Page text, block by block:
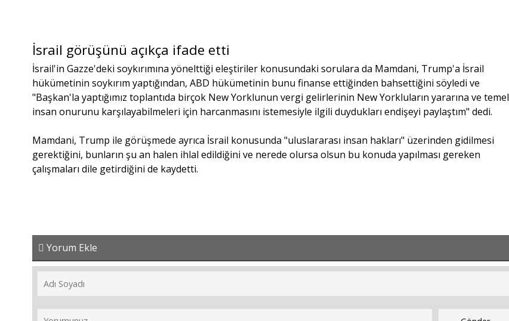
İsrail görüşünü açıkça ifade etti
İsrail'in Gazze'deki soykırımına yönelttiği eleştiriler konusundaki sorulara da Mamdani, Trump'a İsrail
hükümetinin soykırım yaptığından, ABD hükümetinin bunu finanse ettiğinden bahsettiğini söyledi ve
"Başkan'la yaptığımız toplantıda birçok New Yorklunun vergi gelirlerinin New Yorkluların yararına ve temel
insan onurunu karşılayabilmeleri için harcanmasını istemesiyle ilgili duydukları endişeyi paylaştım" dedi.
Mamdani, Trump ile görüşmede ayrıca İsrail konusunda "uluslararası insan hakları" üzerinden gidilmesi
gerektiğini, bunların şu an halen ihlal edildiğini ve nerede olursa olsun bu konuda yapılması gereken
çalışmaları dile getirdiğini de kaydetti.
Yorum Ekle